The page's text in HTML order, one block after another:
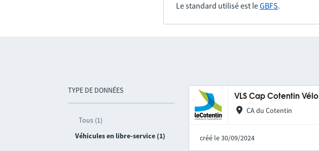
Le standard utilisé est leGBFS.
TYPE DE DONNÉES
Tous (1)
Véhicules en libre-service (1)
VLS Cap Cotentin Vélo
CA du Cotentin
créé le 30/09/2024